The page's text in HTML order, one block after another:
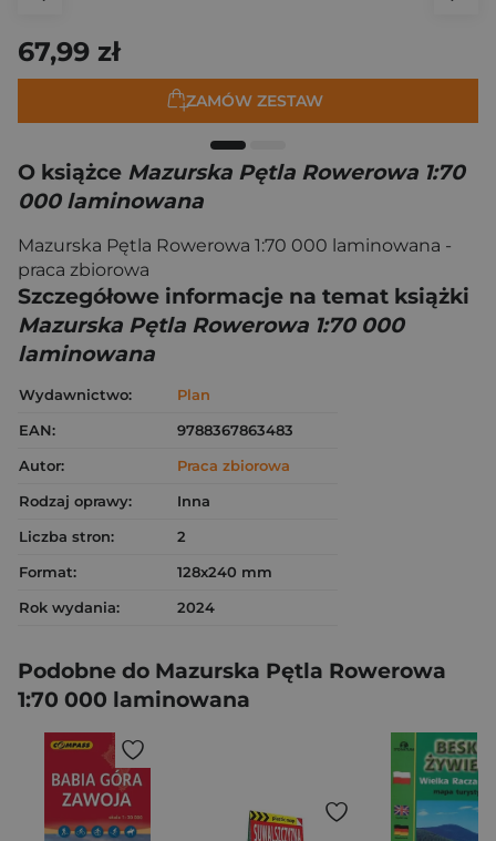
67,99 zł
ZAMÓW ZESTAW
O książce Mazurska Pętla Rowerowa 1:70
000 laminowana
Mazurska Pętla Rowerowa 1:70 000 laminowana -
praca zbiorowa
Szczegółowe informacje na temat książki
Mazurska Pętla Rowerowa 1:70 000
laminowana
Wydawnictwo:
Plan
EAN:
9788367863483
Autor:
Praca zbiorowa
Rodzaj oprawy:
Inna
Liczba stron:
2
Format:
128x240 mm
Rok wydania:
2024
Podobne do Mazurska Pętla Rowerowa
1:70 000 laminowana